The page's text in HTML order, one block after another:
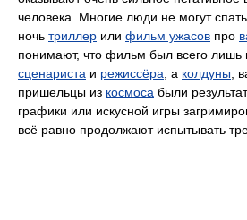
человека. Многие люди не могут
ночь триллер или фильм ужасов про
понимают, что фильм был всего
сценариста и режиссёра , а колдуны ,
пришельцы из космоса были
графики или искусной игры
всё равно продолжают испытывать